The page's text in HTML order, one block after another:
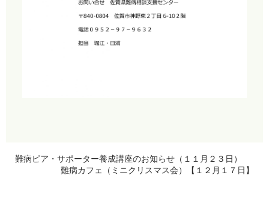
難病ピア・サポーター養成講座のお知らせ（１１月２３日）
難病カフェ（ミニクリスマス会）【１２月１７日】